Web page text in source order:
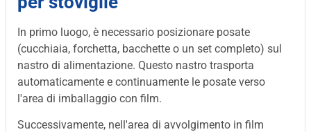
In primo luogo, è necessario posizionare posate
(cucchiaia, forchetta, bacchette o un set completo) sul
nastro di alimentazione. Questo nastro trasporta
automaticamente e continuamente le posate verso
l'area di imballaggio con film.
Successivamente, nell'area di avvolgimento in film